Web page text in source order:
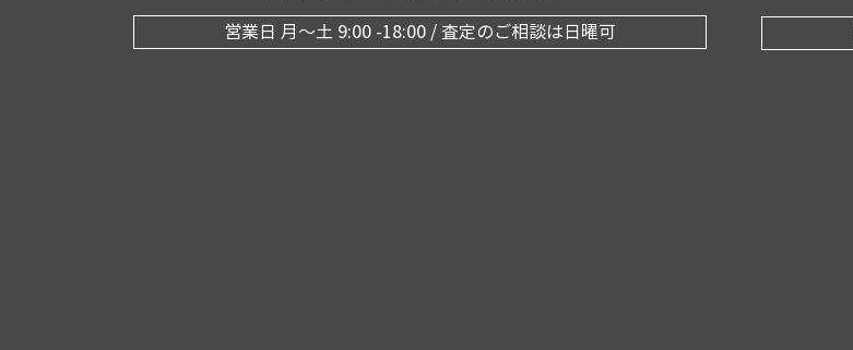
営業日 月〜土 9:00 -18:00 / 査定のご相談は日曜可